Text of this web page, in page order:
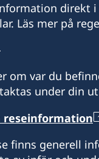
direkt
Läs mer på
om var du
under din
reseinformation
finns generell